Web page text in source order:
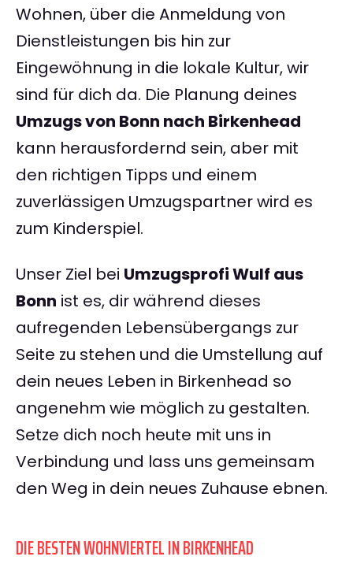
Wohnen, über die Anmeldung von
Dienstleistungen bis hin zur
Eingewöhnung in die lokale Kultur, wir
sind für dich da. Die Planung deines
Umzugs von Bonn nach Birkenhead
kann herausfordernd sein, aber mit
den richtigen Tipps und einem
zuverlässigen Umzugspartner wird es
zum Kinderspiel.
Unser Ziel bei Umzugsprofi Wulf aus
Bonn ist es, dir während dieses
aufregenden Lebensübergangs zur
Seite zu stehen und die Umstellung auf
dein neues Leben in Birkenhead so
angenehm wie möglich zu gestalten.
Setze dich noch heute mit uns in
Verbindung und lass uns gemeinsam
den Weg in dein neues Zuhause ebnen.
DIE BESTEN WOHNVIERTEL IN BIRKENHEAD